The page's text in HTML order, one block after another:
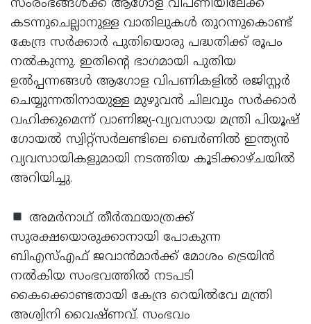
സംരംഭങ്ങള്‍ക്ക് ആഗോള വിപണിയിലേക്ക്
കടന്നുചെല്ലാനുള്ള വാതിലുകള്‍ തുറന്നുകൊണ്ട്
കേന്ദ്ര സര്‍ക്കാര്‍ പുതിയൊരു പദ്ധതിക്ക് രൂപം
നല്‍കുന്നു. ഇതിന്റെ ഭാഗമായി പുതിയ
ഉല്‍പ്പന്നങ്ങള്‍ ആഗോള വിപണികളില്‍ രജിസ്റ്റര്‍
ചെയ്യുന്നതിനായുള്ള മുഴുവന്‍ ചിലവും സര്‍ക്കാര്‍
വഹിക്കുമെന്ന് വാണിജ്യ-വ്യവസായ മന്ത്രി പിയൂഷ്
ഗോയല്‍ സ്വിറ്റ്സര്‍ലണ്ടിലെ ബെര്‍ണില്‍ ഇന്ത്യന്‍
വ്യവസായികളുമായി നടത്തിയ കൂടിക്കാഴ്ചയില്‍
അറിയിച്ചു.
അമര്‍നാഥ് തീര്‍ത്ഥയാത്രക്ക്
സുരക്ഷയൊരുക്കാനായി പോകുന്ന
ബിഎസ്എഫ് ജവാന്‍മാര്‍ക്ക് മോശം ട്രെയിന്‍
നല്‍കിയ സംഭവത്തില്‍ നടപടി
കൈക്കൊണ്ടതായി കേന്ദ്ര റെയില്‍വേ മന്ത്രി
അശ്വിനി വൈഷ്ണവ്. സംഭവം